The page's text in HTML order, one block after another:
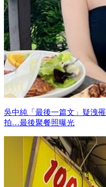
吳中純「最後一篇文」疑洩
拍…最後聚餐照曝光